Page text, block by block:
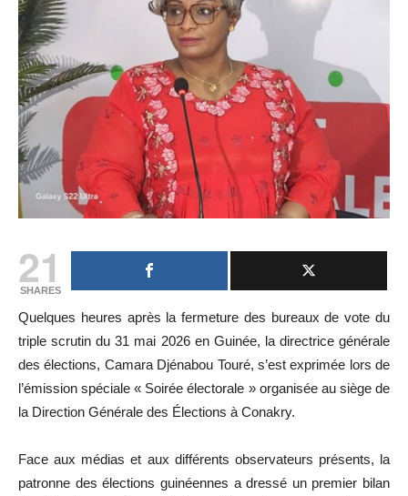
21
SHARES
Quelques heures après la fermeture des bureaux de vote du
triple scrutin du 31 mai 2026 en Guinée, la directrice générale
des élections, Camara Djénabou Touré, s’est exprimée lors de
l’émission spéciale « Soirée électorale » organisée au siège de
la Direction Générale des Élections à Conakry.
Face aux médias et aux différents observateurs présents, la
patronne des élections guinéennes a dressé un premier bilan